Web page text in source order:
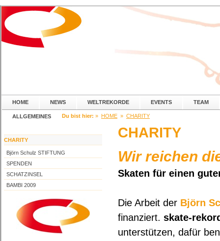
HOME NEWS WELTREKORDE EVENTS TEAM
ALLGEMEINES Du bist hier: » HOME » CHARITY
CHARITY
Björn Schulz STIFTUNG
SPENDEN
SCHATZINSEL
BAMBI 2009
CHARITY
Wir reichen
Skaten für einen
Die Arbeit der Björn
finanziert. skate-
unterstützen, dafür